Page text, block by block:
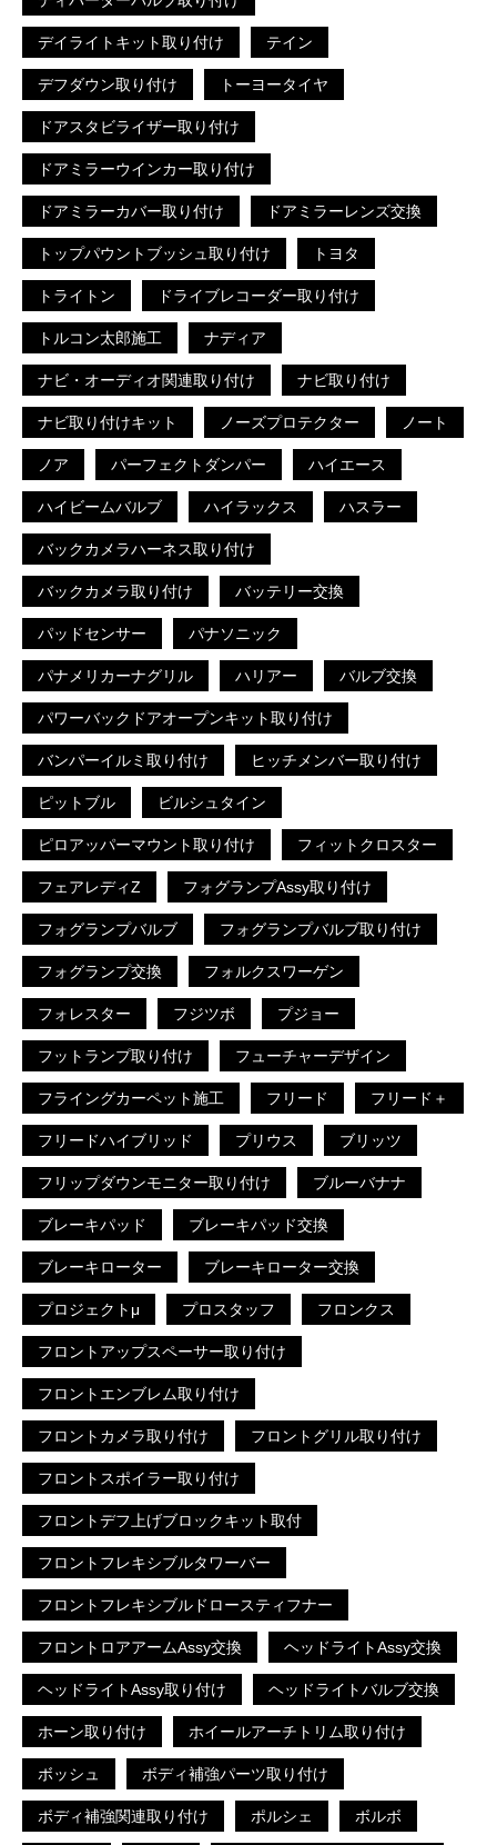
デイライトキット取り付け テイン
デフダウン取り付け トーヨータイヤ
ドアスタビライザー取り付け
ドアミラーウインカー取り付け
ドアミラーカバー取り付け ドアミラーレンズ交換
トップパウントブッシュ取り付け トヨタ
トライトン ドライブレコーダー取り付け
トルコン太郎施工 ナディア
ナビ・オーディオ関連取り付け ナビ取り付け
ナビ取り付けキット ノーズプロテクター ノート
ノア パーフェクトダンパー ハイエース
ハイビームバルブ ハイラックス ハスラー
バックカメラハーネス取り付け
バックカメラ取り付け バッテリー交換
パッドセンサー パナソニック
パナメリカーナグリル ハリアー バルブ交換
パワーバックドアオープンキット取り付け
バンパーイルミ取り付け ヒッチメンバー取り付け
ピットブル ビルシュタイン
ピロアッパーマウント取り付け フィットクロスター
フェアレディZ フォグランプAssy取り付け
フォグランプバルブ フォグランプバルブ取り付け
フォグランプ交換 フォルクスワーゲン
フォレスター フジツボ プジョー
フットランプ取り付け フューチャーデザイン
フライングカーペット施工 フリード フリード＋
フリードハイブリッド プリウス ブリッツ
フリップダウンモニター取り付け ブルーバナナ
ブレーキパッド ブレーキパッド交換
ブレーキローター ブレーキローター交換
プロジェクトμ プロスタッフ フロンクス
フロントアップスペーサー取り付け
フロントエンブレム取り付け
フロントカメラ取り付け フロントグリル取り付け
フロントスポイラー取り付け
フロントデフ上げブロックキット取付
フロントフレキシブルタワーバー
フロントフレキシブルドロースティフナー
フロントロアアームAssy交換 ヘッドライトAssy交換
ヘッドライトAssy取り付け ヘッドライトバルブ交換
ホーン取り付け ホイールアーチトリム取り付け
ボッシュ ボディ補強パーツ取り付け
ボディ補強関連取り付け ポルシェ ボルボ